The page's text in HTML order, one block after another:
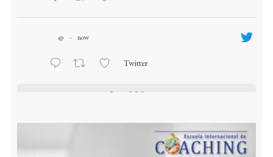
@ · now
Twitter
Load More...